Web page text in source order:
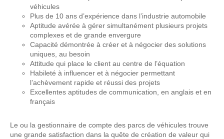
véhicules
Plus de 10 ans d’expérience dans l’industrie automobile
Aptitude avérée à gérer simultanément plusieurs projets
complexes et de grande envergure
Capacité démontrée à créer et à négocier des solutions
uniques, au besoin
Attitude qui place le client au centre de l’équation
Habileté à influencer et à négocier permettant
l’achèvement rapide et réussi des projets
Excellentes aptitudes de communication, en anglais et en
français
Le ou la gestionnaire de compte des parcs de véhicules trouve
une grande satisfaction dans la quête de création de valeur qui